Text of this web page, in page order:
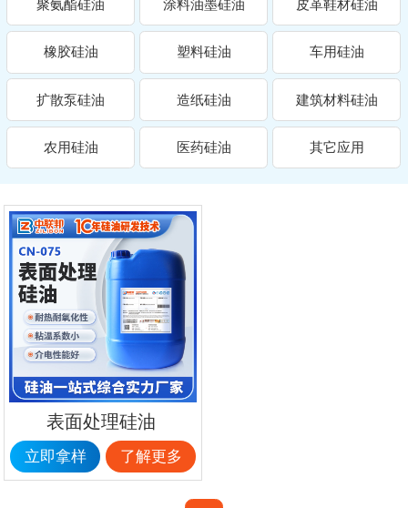
聚氨酯硅油 涂料油墨硅油 皮革鞋材硅油
橡胶硅油 塑料硅油 车用硅油
扩散泵硅油 造纸硅油 建筑材料硅油
农用硅油 医药硅油 其它应用
表面处理硅油
立即拿样 了解更多